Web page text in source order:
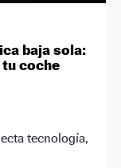
baja sola:
tu coche
tecnología,